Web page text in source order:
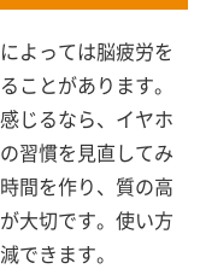
よっては脳疲労を
ことがあります。
じるなら、イヤホ
習慣を見直してみ
間を作り、質の高
大切です。使い方
できます。